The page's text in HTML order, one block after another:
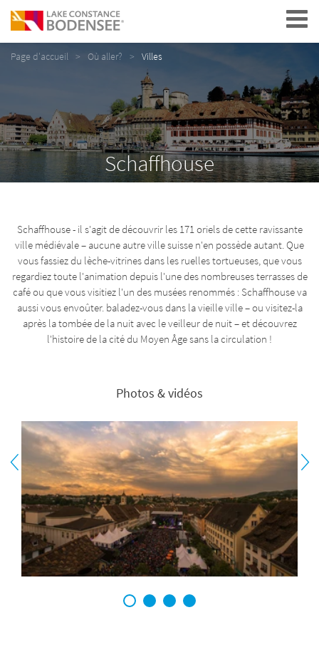
Navigation
Page d'accueil Où aller? Villes
Schaffhouse
Schaffhouse - il s'agit de découvrir les 171 oriels de cette ravissante
ville médiévale – aucune autre ville suisse n'en possède autant. Que
vous fassiez du lèche-vitrines dans les ruelles tortueuses, que vous
regardiez toute l'animation depuis l'une des nombreuses terrasses de
café ou que vous visitiez l'un des musées renommés : Schaffhouse va
aussi vous envoûter. baladez-vous dans la vieille ville – ou visitez-la
après la tombée de la nuit avec le veilleur de nuit – et découvrez
l'histoire de la cité du Moyen Âge sans la circulation !
Photos & vidéos
1 2 3 4